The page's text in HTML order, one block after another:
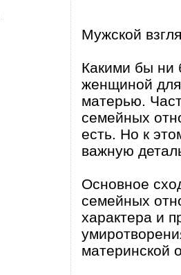
Мужской
Какими бы ни
женщиной
матерью.
семейных
есть. Но к
важную
Основное
семейных
характера и
материнской